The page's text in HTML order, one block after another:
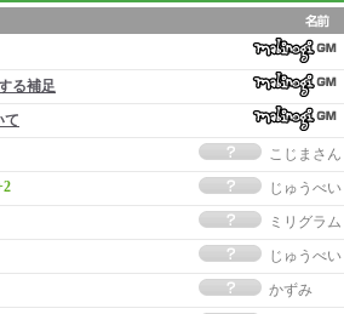
る補足
て
こじまさん
じゅうべい
ミリグラム
じゅうべい
かずみ